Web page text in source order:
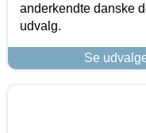
anderkendte danske
udvalg.
Se